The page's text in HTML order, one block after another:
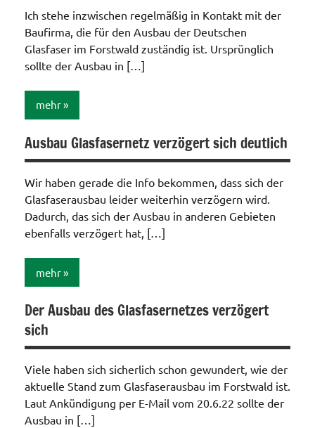
/ TV /
Funk
Ich stehe inzwischen regelmäßig in Kontakt mit der
Baufirma, die für den Ausbau der Deutschen
Glasfaser im Forstwald zuständig ist. Ursprünglich
sollte der Ausbau in […]
mehr
Internet
/
/ TV /
Funk
Ausbau Glasfasernetz verzögert sich deutlich
Wir haben gerade die Info bekommen, dass sich der
Glasfaserausbau leider weiterhin verzögern wird.
Dadurch, das sich der Ausbau in anderen Gebieten
ebenfalls verzögert hat, […]
mehr
Internet
/
Funk
Der Ausbau des Glasfasernetzes verzögert
sich
Viele haben sich sicherlich schon gewundert, wie der
aktuelle Stand zum Glasfaserausbau im Forstwald ist.
Laut Ankündigung per E-Mail vom 20.6.22 sollte der
Ausbau in […]